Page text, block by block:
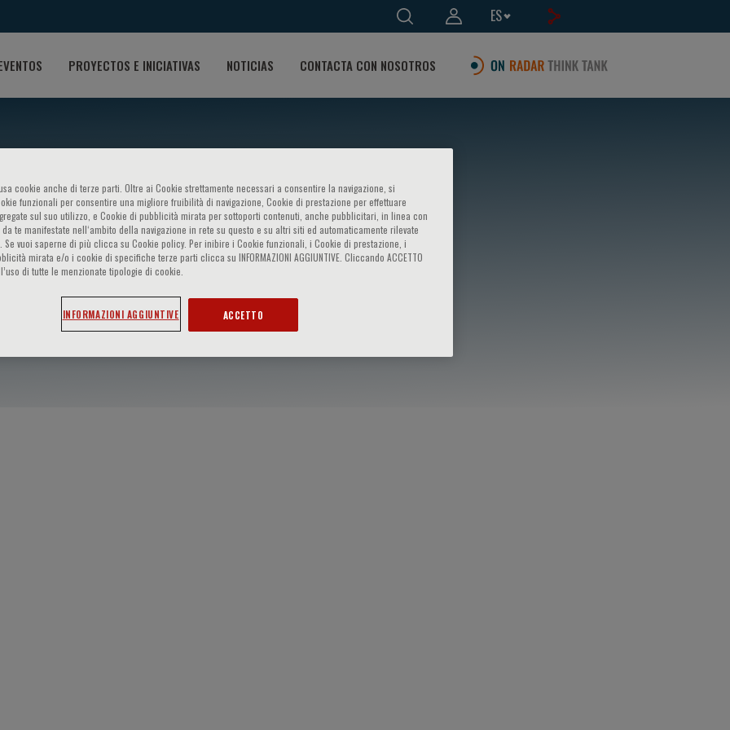
ES
PROYECTOS E INICIATIVAS NOTICIAS CONTACTA CON NOSOTROS
cookie anche di terze parti. Oltre ai Cookie strettamente necessari a consentire la navigazione, si
funzionali per consentire una migliore fruibilità di navigazione, Cookie di prestazione per effettuare
sul suo utilizzo, e Cookie di pubblicità mirata per sottoporti contenuti, anche pubblicitari, in linea con
te manifestate nell‘ambito della navigazione in rete su questo e su altri siti ed automaticamente rilevate
Se vuoi saperne di più clicca su Cookie policy. Per inibire i Cookie funzionali, i Cookie di prestazione, i
mirata e/o i cookie di specifiche terze parti clicca su INFORMAZIONI AGGIUNTIVE. Cliccando ACCETTO
di tutte le menzionate tipologie di cookie.
INFORMAZIONI AGGIUNTIVE ACCETTO